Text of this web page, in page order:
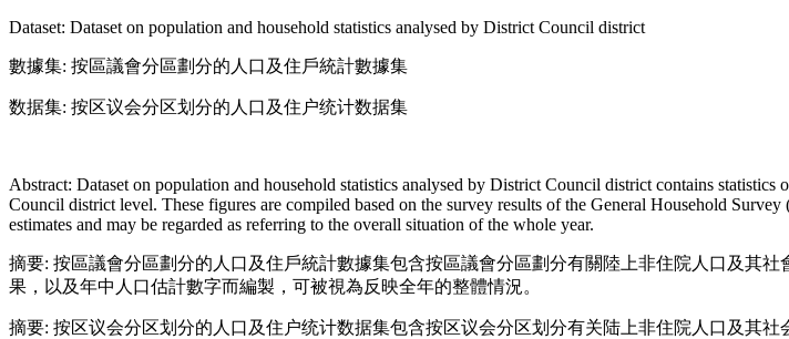
Dataset: Dataset on population and household statistics analysed by District Council district
數據集: 按區議會分區劃分的人口及住戶統計數據集
数据集: 按区议会分区划分的人口及住户统计数据集
Abstract: Dataset on population and household statistics analysed by District Council district contains
Council district level. These figures are compiled based on the survey results of the General Household
estimates and may be regarded as referring to the overall situation of the whole year.
摘要: 按區議會分區劃分的人口及住戶統計數據集包含按區議會分區劃分有關陸上非住院人口及其
果，以及年中人口估計數字而編製，可被視為反映全年的整體情況。
摘要: 按区议会分区划分的人口及住户统计数据集包含按区议会分区划分有关陆上非住院人口及其